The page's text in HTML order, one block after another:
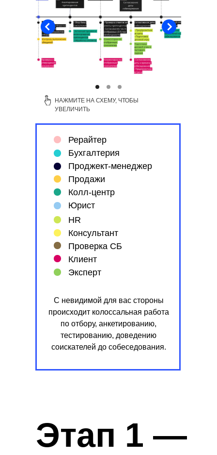
Рерайтер
Бухгалтерия
Проджект-менеджер
Продажи
Колл-центр
Юрист
НАЖМИТЕ НА СХЕМУ, ЧТОБЫ
УВЕЛИЧИТЬ
С невидимой для вас стороны
происходит колоссальная работа
по отбору, анкетированию,
тестированию, доведению
соискателей до собеседования.
Этап 1 —
HR
Консультант
Проверка СБ
Клиент
Эксперт